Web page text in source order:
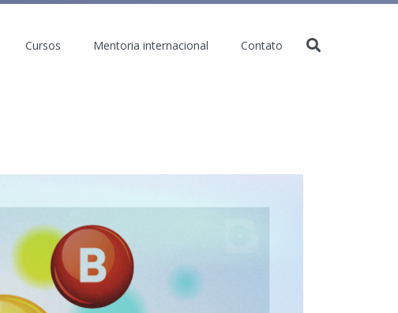
Cursos Mentoria internacional Contato